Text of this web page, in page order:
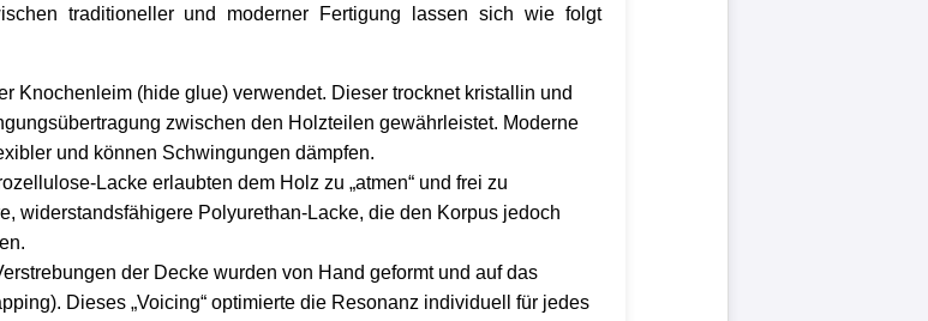
traditioneller und moderner Fertigung lassen sich wie folgt
Knochenleim (hide glue) verwendet. Dieser trocknet kristallin und
zwischen den Holzteilen gewährleistet. Moderne
und können Schwingungen dämpfen.
Lacke erlaubten dem Holz zu „atmen“ und frei zu
widerstandsfähigere Polyurethan-Lacke, die den Korpus jedoch
der Decke wurden von Hand geformt und auf das
Dieses „Voicing“ optimierte die Resonanz individuell für jedes